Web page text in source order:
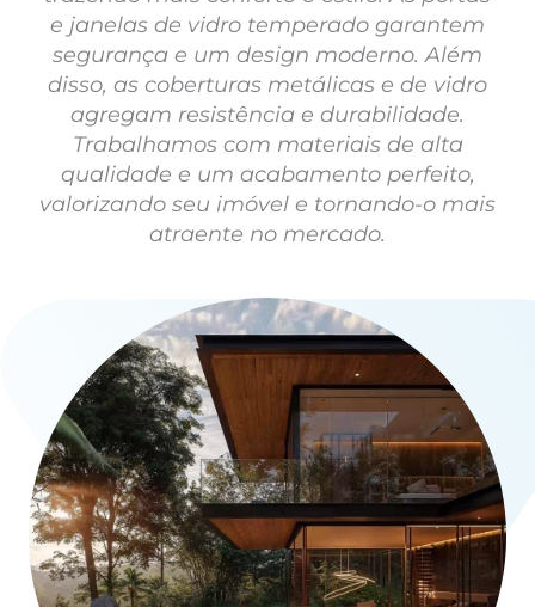
e janelas de vidro temperado garantem
segurança e um design moderno. Além
disso, as coberturas metálicas e de vidro
agregam resistência e durabilidade.
Trabalhamos com materiais de alta
qualidade e um acabamento perfeito,
valorizando seu imóvel e tornando-o mais
atraente no mercado.